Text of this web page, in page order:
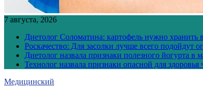
7 августа, 2026
Диетолог Соломатина: картофель нужно
Роскачество: Для засолки лучше всего подойдут
Диетолог назвала признаки полезного йогурта в
Технолог назвала признаки опасной для здоровья
Медицинский